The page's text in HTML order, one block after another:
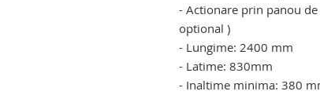
- Actionare prin panou
optional )
- Lungime: 2400 mm
- Latime: 830mm
- Inaltime minima: 380